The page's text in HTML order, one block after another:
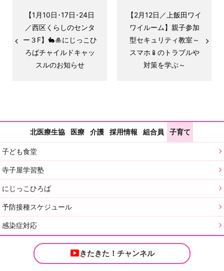
【1月10日･17日･24日
／西区くらしのセンタ
ー３F】🐇🎍にじっこひ
ろばチャイルドキャッ
スルのお知らせ
【2月12日／上飯田ワイ
ワイルーム】親子参加
型セキュリティ教室～
スマホ📱のトラブルや
対策を学ぶ～
北医療生協 医療 介護 採用情報 組合員 子育て
子ども食堂
寺子屋学習塾
にじっこひろば
予防接種スケジュール
感染症対応
きたきた！チャンネル